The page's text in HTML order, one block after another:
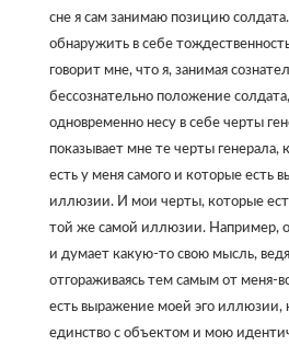
сне я сам занимаю позицию
обнаружить в себе
говорит мне, что я, занимая
бессознательно положение
одновременно несу в себе черты
показывает мне те черты генерала,
есть у меня самого и которые есть
иллюзии. И мои черты, которые
той же самой иллюзии. Например,
и думает какую-то свою мысль,
отгораживаясь тем самым от меня-
есть выражение моей эго иллюзии,
единство с объектом и мою